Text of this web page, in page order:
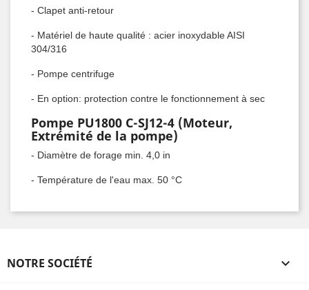
- Clapet anti-retour
- Matériel de haute qualité : acier inoxydable AISI
304/316
- Pompe centrifuge
- En option: protection contre le fonctionnement à sec
Pompe PU1800 C-SJ12-4 (Moteur,
Extrémité de la pompe)
- Diamètre de forage min. 4,0 in
- Température de l'eau max. 50 °C
NOTRE SOCIÉTÉ 